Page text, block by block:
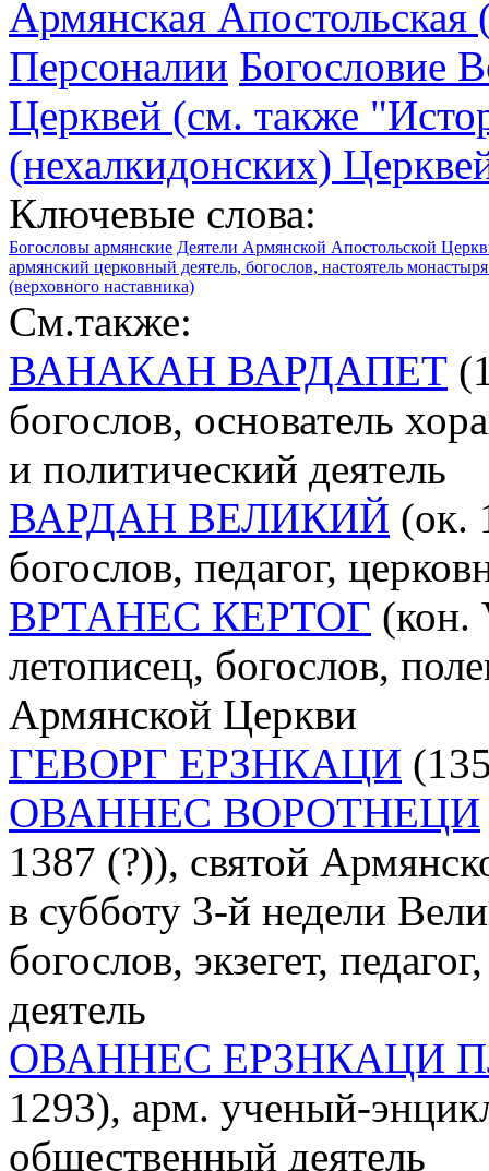
Армянская Апостольская
Персоналии Богословие
Церквей (см. также
(нехалкидонских)
Ключевые слова:
Богословы армянские Деятели Армянской Апостольской
армянский церковный деятель, богослов, настоятель
(верховного наставника)
См.также:
ВАНАКАН ВАРДАПЕТ
богослов, основатель
и политический деятель
ВАРДАН ВЕЛИКИЙ (ок.
богослов, педагог,
ВРТАНЕС КЕРТОГ (кон.
летописец, богослов,
Армянской Церкви
ГЕВОРГ ЕРЗНКАЦИ
ОВАННЕС ВОРОТНЕЦИ
1387 (?)), святой
в субботу 3-й недели
богослов, экзегет,
деятель
ОВАННЕС ЕРЗНКАЦИ
1293), арм. ученый-
общественный деятель